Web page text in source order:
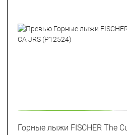
Горные лыжи FISCHER The